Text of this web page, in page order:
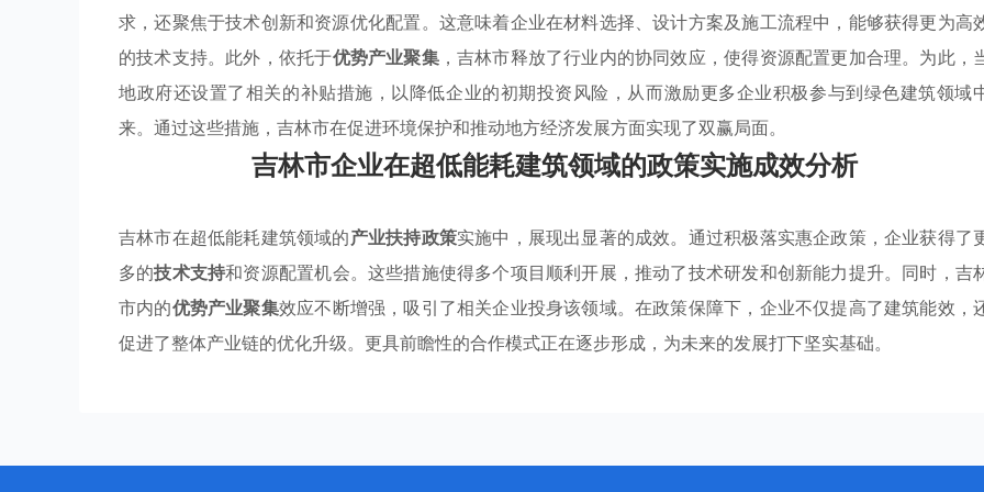
求，还聚焦于技术创新和资源优化配置。这意味着企业在材料选择、设计方案及施工流程中，能够获得更为高
的技术支持。此外，依托于优势产业聚集，吉林市释放了行业内的协同效应，使得资源配置更加合理。为此，
地政府还设置了相关的补贴措施，以降低企业的初期投资风险，从而激励更多企业积极参与到绿色建筑领域
来。通过这些措施，吉林市在促进环境保护和推动地方经济发展方面实现了双赢局面。
吉林市企业在超低能耗建筑领域的政策实施成效分析
吉林市在超低能耗建筑领域的产业扶持政策实施中，展现出显著的成效。通过积极落实惠企政策，企业获得了
多的技术支持和资源配置机会。这些措施使得多个项目顺利开展，推动了技术研发和创新能力提升。同时，吉
市内的优势产业聚集效应不断增强，吸引了相关企业投身该领域。在政策保障下，企业不仅提高了建筑能效，
促进了整体产业链的优化升级。更具前瞻性的合作模式正在逐步形成，为未来的发展打下坚实基础。